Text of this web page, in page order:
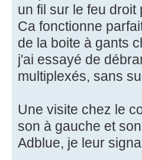
un fil sur le feu droit
Ca fonctionne
de la boite à gants
j'ai essayé de
multiplexés, sans
Une visite chez le
son à gauche et
Adblue, je leur